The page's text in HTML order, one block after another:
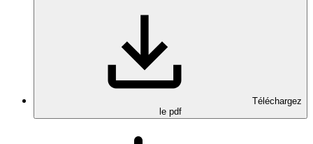
Téléchargez
le pdf